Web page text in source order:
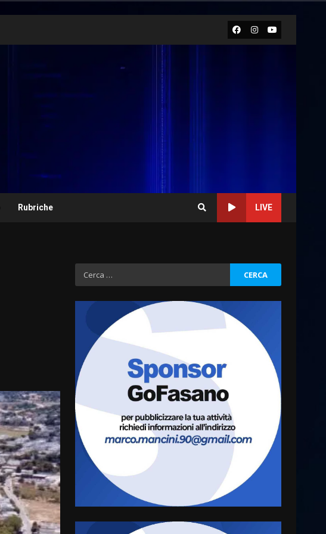
Facebook
Instagram
Youtube
Rubriche LIVE
Ricerca
per:
Politiche Giovanili e Mobilità
studenti universitari del
bando “La strada giusta”
8 Agosto 2026 07:15
4
“I Contestatori: Musica di
Rivoluzione”: nuovo
appuntamento con “Fasano in
Banda”
7 Agosto 2026 06:05
5
US Fasano, Scianaro:
“Profonda amarezza per
esclusione dal campionato di
7 Agosto 2026 06:00